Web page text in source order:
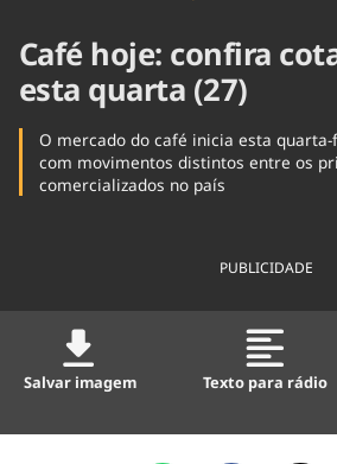
Café hoje: confira
esta quarta (27)
O mercado do café inicia esta
com movimentos distintos entre os
comercializados no país
PUBLICIDADE
Salvar imagem Texto para rádio